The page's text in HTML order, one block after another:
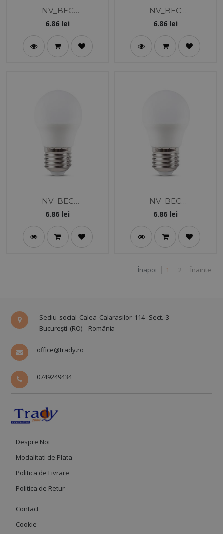
NV_BEC
LED_SFERIC_5W_E14_3
6.86 lei
NV_BEC
LED_SFERIC_5W_E14_6
6.86lei
NV_BEC
LED_SFERIC_5W_E27_6
6.86 lei
NV_BEC
LED_SFERIC_5W_E27_3
6.86lei
Înapoi 1 2 Înainte
Sediu social Calea Calarasilor 114 Sect. 3
București (RO)
România
office@trady.ro
0749249434
Despre Noi
Modalitati de Plata
Politica de Livrare
Politica de Retur
Contact
Cookie